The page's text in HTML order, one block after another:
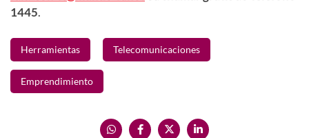
1445.
Herramientas Telecomunicaciones
Emprendimiento